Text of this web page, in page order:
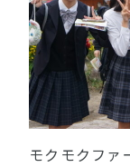
モクモクファ